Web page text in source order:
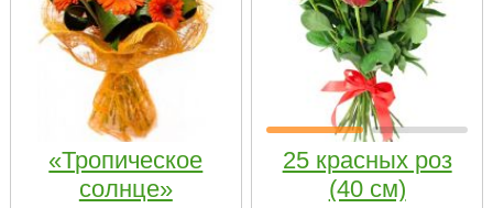
«Тропическое
солнце»
25 красных роз
(40 см)